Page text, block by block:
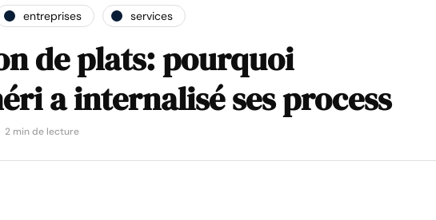
entreprises services
de plats: pourquoi
a internalisé ses process
2 min de lecture